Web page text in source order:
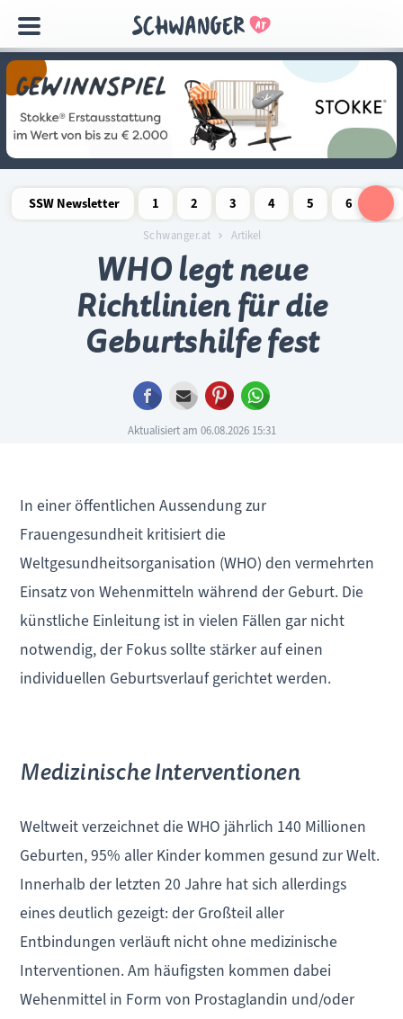
überspringen
SSW Newsletter
1
Schwangerschaftswoche
2
Schwangerschaftswoche
3
Schwangerschaftswoche
4
Schwangerschaftswoche
5
Schwangerschaftswoche
6
Schwanger.at Artikel
WHO legt neue
Richtlinien für die
Geburtshilfe fest
Facebook
E-mail Pinterest
Aktualisiert am 06.08.2026 15:31
In einer öffentlichen Aussendung zur
Frauengesundheit kritisiert die
Weltgesundheitsorganisation (WHO) den vermehrten
Einsatz von Wehenmitteln während der Geburt. Die
künstliche Einleitung ist in vielen Fällen gar nicht
notwendig, der Fokus sollte stärker auf einen
individuellen Geburtsverlauf gerichtet werden.
Medizinische Interventionen
Weltweit verzeichnet die WHO jährlich 140 Millionen
Geburten, 95% aller Kinder kommen gesund zur Welt.
Innerhalb der letzten 20 Jahre hat sich allerdings
eines deutlich gezeigt: der Großteil aller
Entbindungen verläuft nicht ohne medizinische
Interventionen. Am häufigsten kommen dabei
Wehenmittel in Form von Prostaglandin und/oder